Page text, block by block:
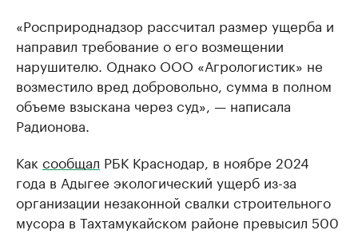
«Росприроднадзор рассчитал размер ущерба и
направил требование о его возмещении
нарушителю. Однако ООО «Агрологистик» не
возместило вред добровольно, сумма в полном
объеме взыскана через суд», — написала
Радионова.
Как сообщал РБК Краснодар, в ноябре 2024
года в Адыгее экологический ущерб из-за
организации незаконной свалки строительного
мусора в Тахтамукайском районе превысил 500